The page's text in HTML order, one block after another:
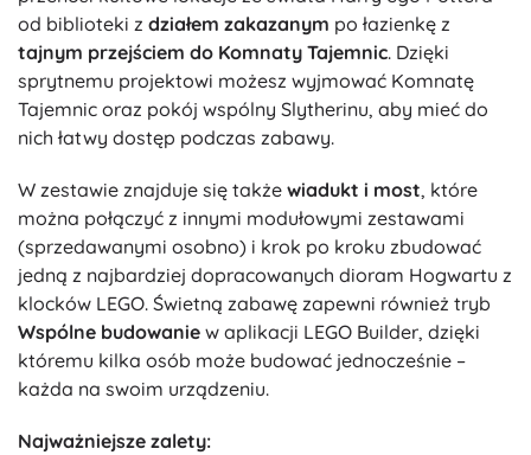
od biblioteki z działem zakazanym po łazienkę z
tajnym przejściem do Komnaty Tajemnic. Dzięki
sprytnemu projektowi możesz wyjmować Komnatę
Tajemnic oraz pokój wspólny Slytherinu, aby mieć do
nich łatwy dostęp podczas zabawy.
W zestawie znajduje się także wiadukt i most, które
można połączyć z innymi modułowymi zestawami
(sprzedawanymi osobno) i krok po kroku zbudować
jedną z najbardziej dopracowanych dioram Hogwartu z
klocków LEGO. Świetną zabawę zapewni również tryb
Wspólne budowanie w aplikacji LEGO Builder, dzięki
któremu kilka osób może budować jednocześnie –
każda na swoim urządzeniu.
Najważniejsze zalety: